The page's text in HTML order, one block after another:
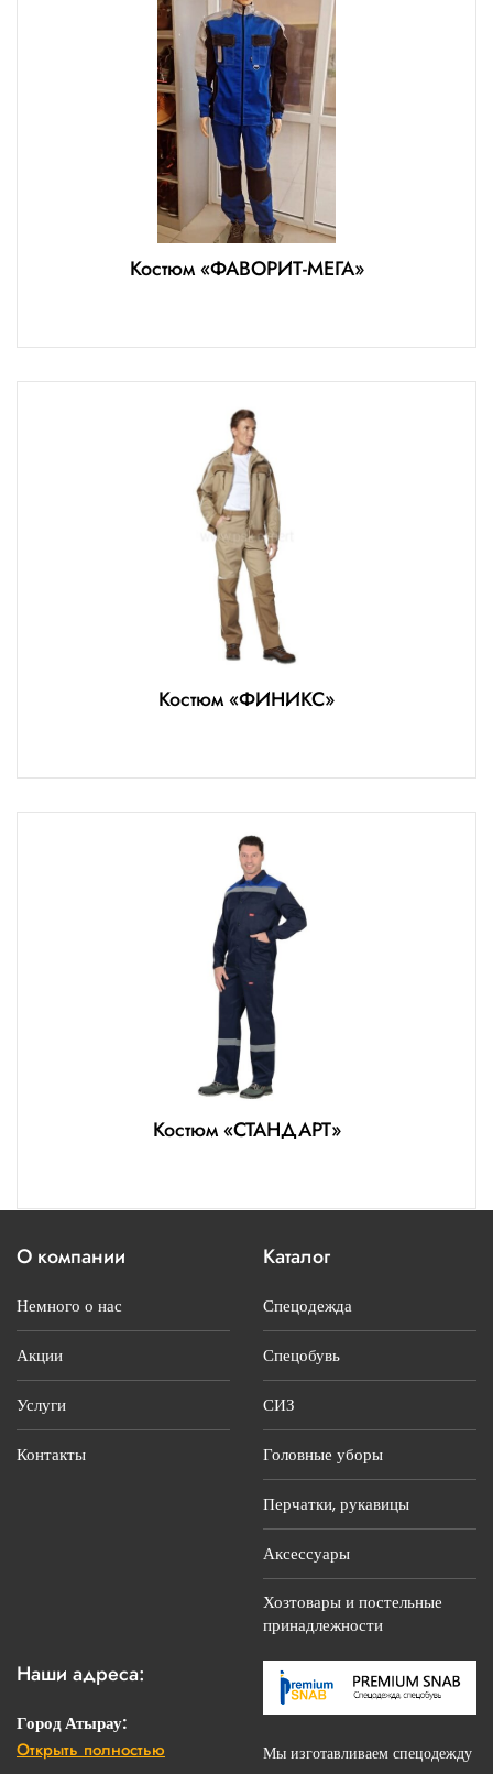
Костюм «ФАВОРИТ-МЕГА»
Костюм «ФИНИКС»
Костюм «СТАНДАРТ»
О компании
Немного о нас
Акции
Услуги
Контакты
Каталог
Спецодежда
Спецобувь
СИЗ
Головные уборы
Перчатки, рукавицы
Аксессуары
Хозтовары и постельные
принадлежности
Наши адреса:
Город Атырау:
г. Атырау, ул.С.Датова, 14 «Б»
Открыть полностью
Мы изготавливаем спецодежду